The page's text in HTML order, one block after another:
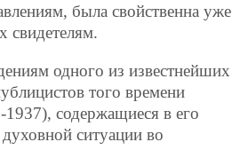
была свойственна уже
свидетелям.
одного из известнейших
того времени
содержащиеся в его
ситуации во